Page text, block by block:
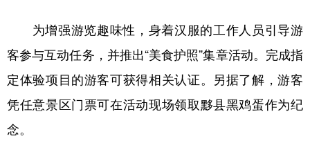
陕西 甘肃 青海 宁夏
新疆 内蒙古 黑龙江
为增强游览趣味性，身着汉服的工作人员引导游
客参与互动任务，并推出“美食护照”集章活动。完成指
定体验项目的游客可获得相关认证。另据了解，游客
凭任意景区门票可在活动现场领取黟县黑鸡蛋作为纪
念。